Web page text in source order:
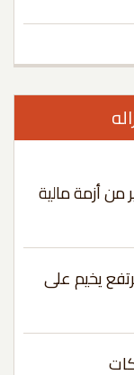
مالية
على